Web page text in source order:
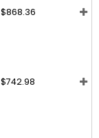
$868.36
$742.98